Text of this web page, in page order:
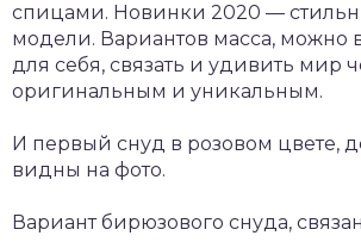
спицами. Новинки 2020 —
модели. Вариантов масса, можно
для себя, связать и удивить мир
оригинальным и уникальным.
И первый снуд в розовом цвете,
видны на фото.
Вариант бирюзового снуда,